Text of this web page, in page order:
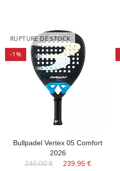
RUPTURE DE STOCK
-1%
Bullpadel Vertex 05 Comfort
2026
240,00 €
239,95 €